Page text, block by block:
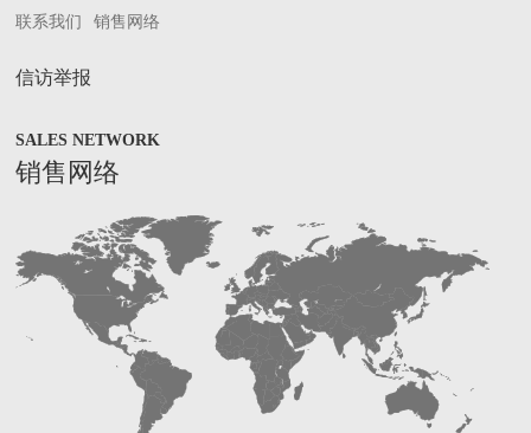
联系我们 销售网络
信访举报
SALES NETWORK
销售网络